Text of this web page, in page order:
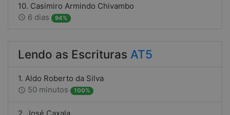
10. Casimiro Armindo Chivambo
access_time 6 dias 94%
Lendo as Escrituras AT5
1. Aldo Roberto da Silva
access_time 50 minutos 100%